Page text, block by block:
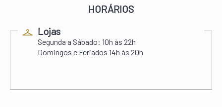
HORÁRIOS
Lojas
Segunda a Sábado: 10h às 22h
Domingos e Feriados 14h às 20h